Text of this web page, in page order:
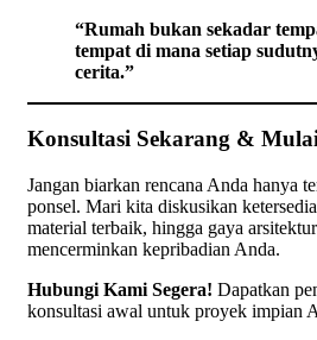
“Rumah bukan sekadar
tempat di mana setiap
cerita.”
Konsultasi Sekarang &
Jangan biarkan rencana Anda hanya
ponsel. Mari kita diskusikan
material terbaik, hingga gaya
mencerminkan kepribadian Anda.
Hubungi Kami Segera! Dapatkan
konsultasi awal untuk proyek impian